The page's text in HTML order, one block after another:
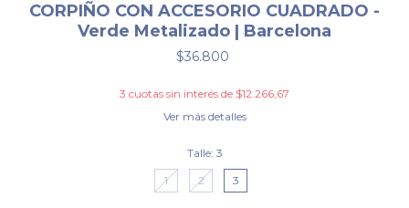
CORPIÑO CON ACCESORIO CUADRADO -
Verde Metalizado | Barcelona
$36.800
3 cuotas sin interés de $12.266,67
Ver más detalles
Talle: 3
1
2 3